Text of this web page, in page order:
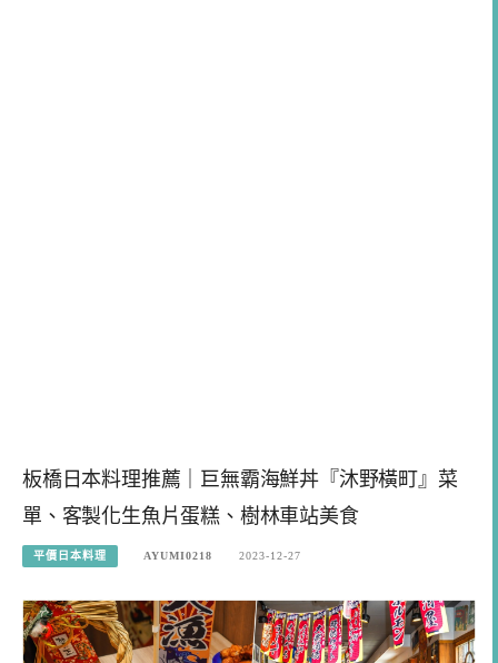
板橋日本料理推薦｜巨無霸海鮮丼『沐野橫町』菜
單、客製化生魚片蛋糕、樹林車站美食
平價日本料理 AYUMI0218 2023-12-27